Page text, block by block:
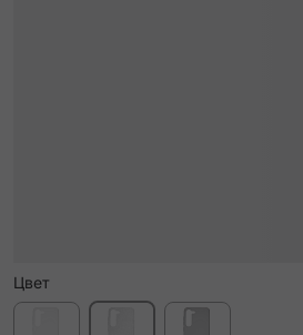
Цвет